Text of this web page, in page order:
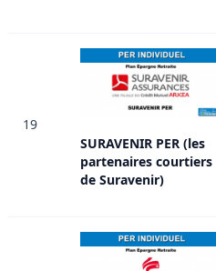
19
SURAVENIR PER (les
partenaires courtiers
de Suravenir)